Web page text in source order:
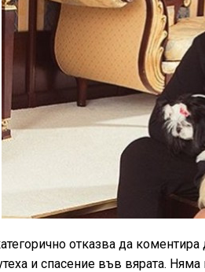
отказва да
и спасение във вярата.